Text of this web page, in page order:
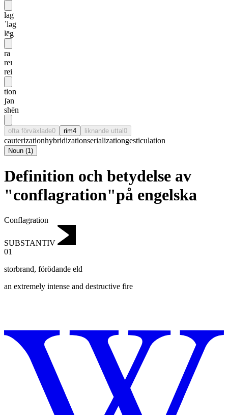
lag
ˈləg
lēg
ra
reɪ
rei
tion
ʃən
shēn
ofta förväxlade0 rim4 liknande uttal0
cauterizationhybridizationserializationgesticulation
Noun (1)
Definition och betydelse av
"conflagration"på engelska
Conflagration
SUBSTANTIV
01
storbrand, förödande eld
an extremely intense and destructive fire